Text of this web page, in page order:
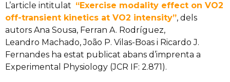
L’article intitulat “Exercise modality effect on VO2
off-transient kinetics at VO2 intensity”, dels
autors Ana Sousa, Ferran A. Rodríguez,
Leandro Machado, João P. Vilas-Boas i Ricardo J.
Fernandes ha estat publicat abans d’imprenta a
Experimental Physiology (JCR IF: 2.871).